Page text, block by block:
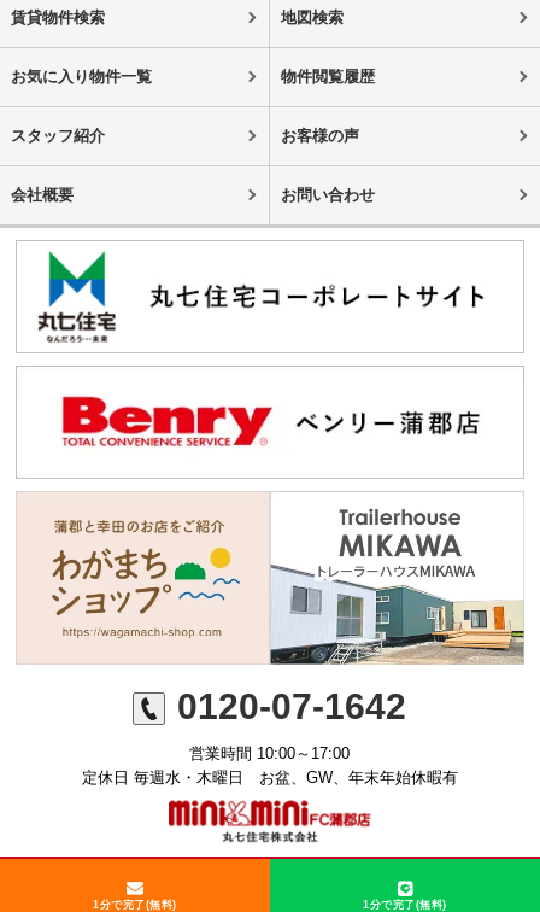
賃貸物件検索 地図検索
お気に入り物件一覧 物件閲覧履歴
スタッフ紹介 お客様の声
会社概要 お問い合わせ
0120-07-1642
営業時間 10:00～17:00
定休日 毎週水・木曜日 お盆、GW、年末年始休暇有
1分で完了(無料) 1分で完了(無料)